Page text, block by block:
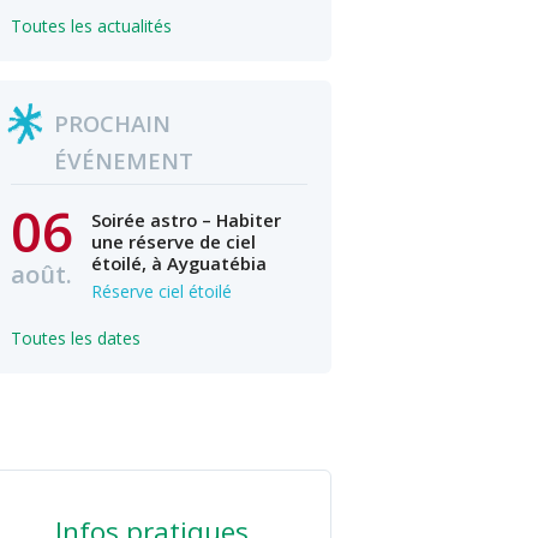
Toutes les actualités
PROCHAIN
ÉVÉNEMENT
06
août.
Soirée astro – Habiter
une réserve de ciel
étoilé, à Ayguatébia
Réserve ciel étoilé
Toutes les dates